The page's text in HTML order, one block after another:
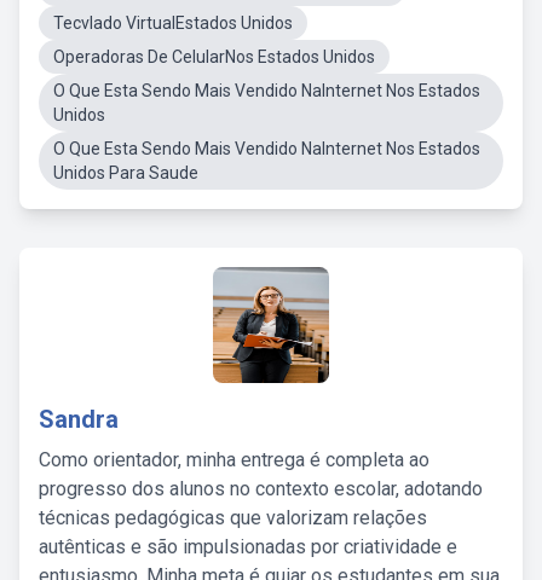
Tecvlado VirtualEstados Unidos
Operadoras De CelularNos Estados Unidos
O Que Esta Sendo Mais Vendido NaInternet Nos Estados
Unidos
O Que Esta Sendo Mais Vendido NaInternet Nos Estados
Unidos Para Saude
Sandra
Como orientador, minha entrega é completa ao
progresso dos alunos no contexto escolar, adotando
técnicas pedagógicas que valorizam relações
autênticas e são impulsionadas por criatividade e